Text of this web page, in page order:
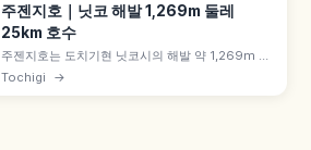
주젠지호｜닛코 해발 1,269m 둘레
25km 호수
주젠지호는 도치기현 닛코시의 해발 약 1,269m 고
지대 호수로, 난타이산(2,486m) 화산 활동으로 형
성된 둘레 약 25km·최대 수심 약 163m 규모입니
Tochigi →